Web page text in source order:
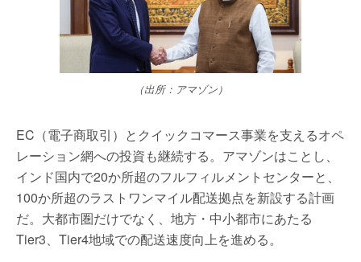
（出所：アマゾン）
EC（電子商取引）とクイックコマース事業を支えるオペ
レーション網への投資も継続する。アマゾンはことし、
インド国内で20か所超のフルフィルメントセンターと、
100か所超のラストワンマイル配送拠点を新設する計画
だ。大都市圏だけでなく、地方・中小都市にあたる
Tier3、Tier4地域での配送速度向上を進める。